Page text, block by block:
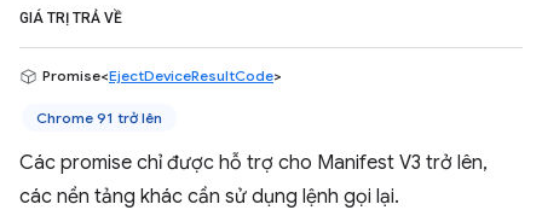
GIÁ TRỊ TRẢ VỀ
Promise<EjectDeviceResultCode>
Chrome 91 trở lên
Các promise chỉ được hỗ trợ cho Manifest V3 trở lên,
các nền tảng khác cần sử dụng lệnh gọi lại.